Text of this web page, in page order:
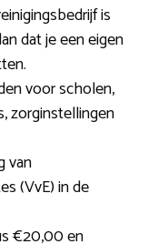
is
dat je een eigen
voor scholen,
zorginstellingen
van
(VvE) in de
€20,00 en